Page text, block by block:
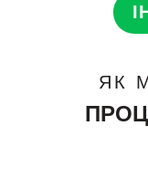
ЯК